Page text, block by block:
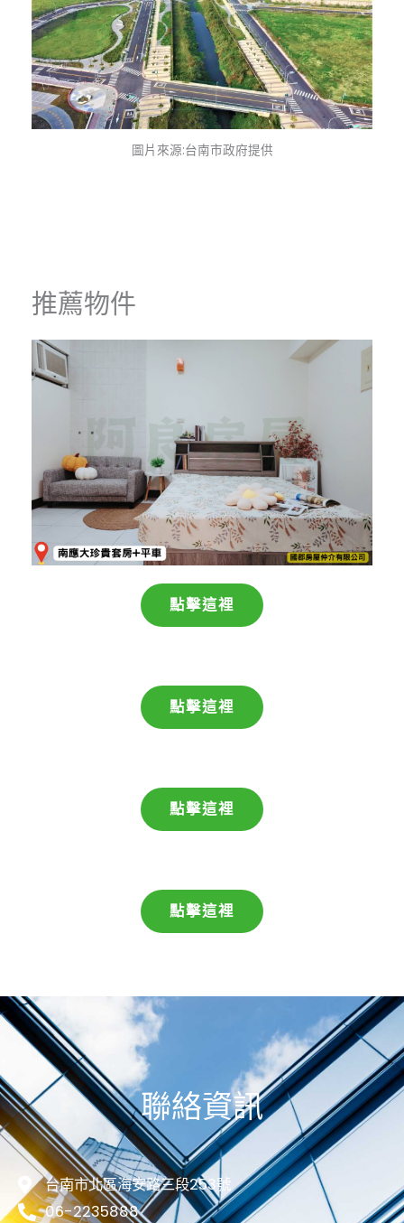
圖片來源:台南市政府提供
推薦物件
點擊這裡
點擊這裡
點擊這裡
點擊這裡
聯絡資訊
台南市北區海安路三段253號
06-2235888